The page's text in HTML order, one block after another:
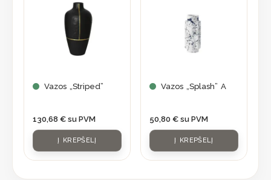
Vazos „Striped”
130,68 € su PVM
Į KREPŠELĮ
Vazos „Splash” A
50,80 € su PVM
Į KREPŠELĮ